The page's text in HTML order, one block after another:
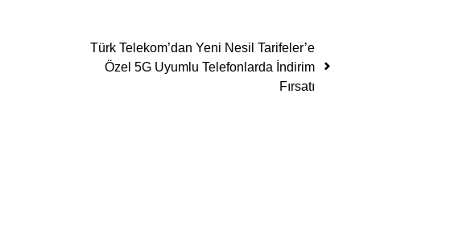
Türk Telekom’dan Yeni Nesil Tarifeler’e
Özel 5G Uyumlu Telefonlarda İndirim
Fırsatı